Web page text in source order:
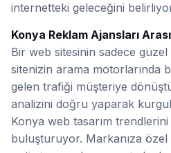
internetteki geleceğini
Konya Reklam Ajansları
Bir web sitesinin sadece
sitenizin arama motorlarında
gelen trafiği müşteriye
analizini doğru yaparak
Konya web tasarım
buluşturuyor. Markanıza özel